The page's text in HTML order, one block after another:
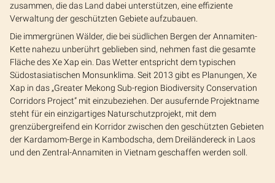
zusammen, die das Land dabei unterstützen, eine effiziente
Verwaltung der geschützten Gebiete aufzubauen.
Die immergrünen Wälder, die bei südlichen Bergen der Annamiten-
Kette nahezu unberührt geblieben sind, nehmen fast die gesamte
Fläche des Xe Xap ein. Das Wetter entspricht dem typischen
Südostasiatischen Monsunklima. Seit 2013 gibt es Planungen, Xe
Xap in das „Greater Mekong Sub-region Biodiversity Conservation
Corridors Project” mit einzubeziehen. Der ausufernde Projektname
steht für ein einzigartiges Naturschutzprojekt, mit dem
grenzübergreifend ein Korridor zwischen den geschützten Gebieten
der Kardamom-Berge in Kambodscha, dem Dreiländereck in Laos
und den Zentral-Annamiten in Vietnam geschaffen werden soll.